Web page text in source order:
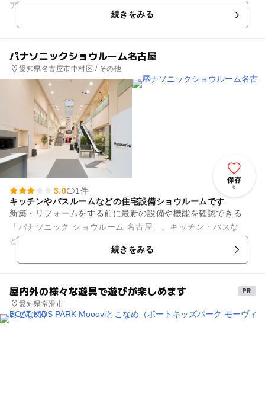
アクセスすることができます。ホテル周辺にはショッピングモ
ールやレストランが充実し...続きをみる
パナソニックショウルーム名古屋
愛知県名古屋市中村区 / その他
保存
6
3.0
1件
キッチンやバスルームなどの住宅設備ショウルームです
新築・リフォームをする前に最新の設備や機能を確認できる
「パナソニック ショウルーム 名古屋」。キッチン・バスな
ど、実際の使用感が体験できる体験型の展示施設です。住まう
方をイメージしたお部屋の展示...
続きをみる
屋内外の様々な遊具で遊びが楽しめます
愛知県常滑市